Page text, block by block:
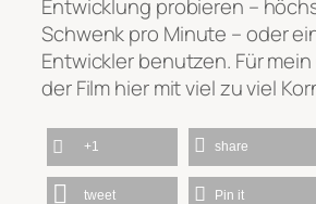
Entwicklung probieren –
Schwenk pro Minute – oder
Entwickler benutzen. Für
der Film hier mit viel zu viel
+1 share
tweet Pin it